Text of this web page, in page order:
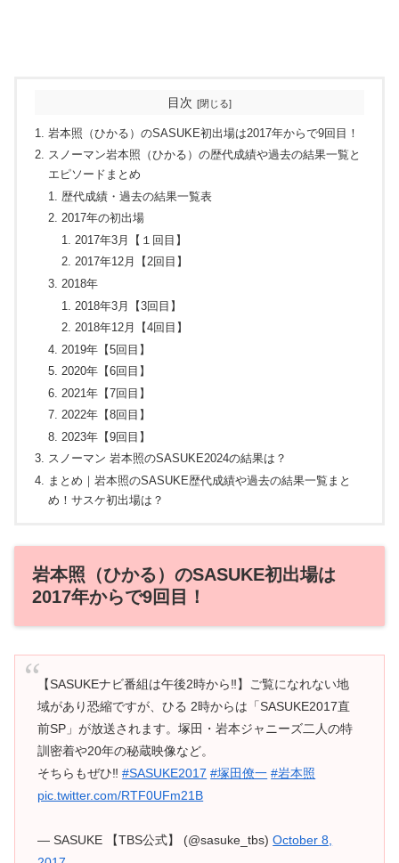
目次
岩本照（ひかる）のSASUKE初出場は2017年からで9回目！
スノーマン岩本照（ひかる）の歴代成績や過去の結果一覧と
エピソードまとめ
歴代成績・過去の結果一覧表
2017年の初出場
2017年3月【１回目】
2017年12月【2回目】
2018年
2018年3月【3回目】
2018年12月【4回目】
2019年【5回目】
2020年【6回目】
2021年【7回目】
2022年【8回目】
2023年【9回目】
スノーマン 岩本照のSASUKE2024の結果は？
まとめ｜岩本照のSASUKE歴代成績や過去の結果一覧まと
め！サスケ初出場は？
岩本照（ひかる）のSASUKE初出場は
2017年からで9回目！
【SASUKEナビ番組は午後2時から‼️】ご覧になれない地
域があり恐縮ですが、ひる 2時からは「SASUKE2017直
前SP」が放送されます。塚田・岩本ジャニーズ二人の特
訓密着や20年の秘蔵映像など。
そちらもぜひ‼️#SASUKE2017 #塚田僚一 #岩本照
pic.twitter.com/RTF0UFm21B
— SASUKE 【TBS公式】 (@sasuke_tbs)October 8,